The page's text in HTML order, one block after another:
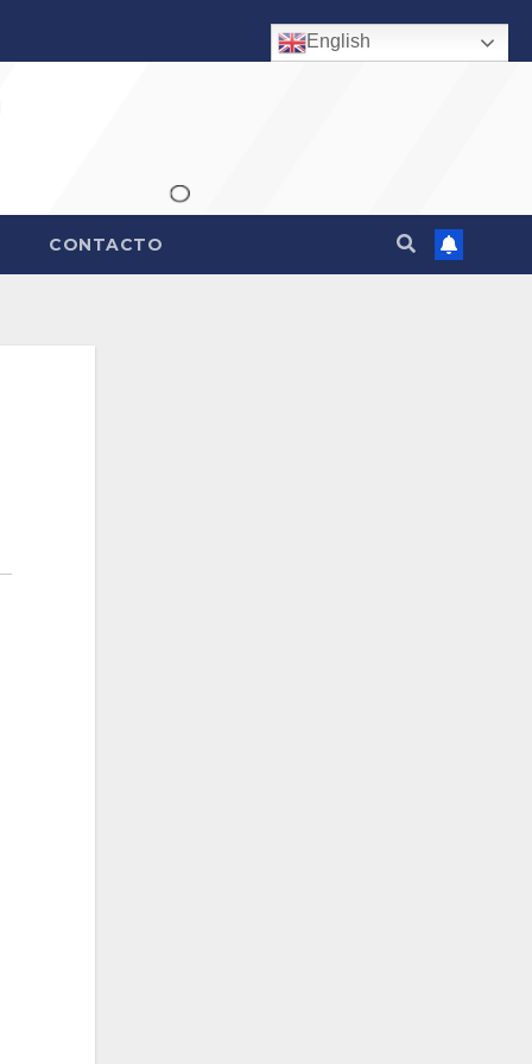
CONTACTO
English